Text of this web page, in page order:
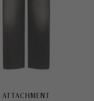
ATTACHMENT